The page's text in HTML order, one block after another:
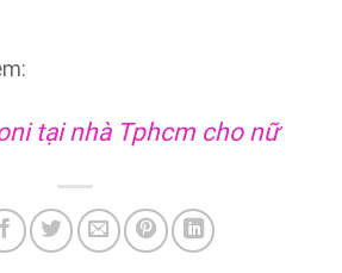
tại nhà Tphcm cho nữ